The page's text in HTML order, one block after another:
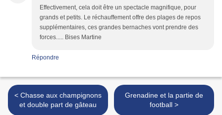
Effectivement, cela doit être un spectacle magnifique, pour
grands et petits. Le réchauffement offre des plages de repos
supplémentaires, ces grandes bernaches vont prendre des
forces..... Bises Martine
Répondre
< Chasse aux champignons
et double part de gâteau
Grenadine et la partie de
football >